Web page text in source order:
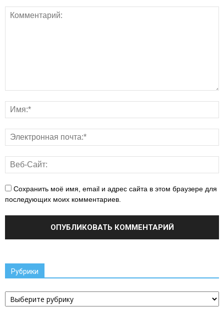
Сохранить моё имя, email и адрес сайта в этом браузере для
последующих моих комментариев.
Рубрики
Рубрики